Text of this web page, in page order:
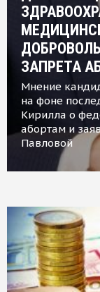
ЗАПРЕТА
Мнение
на фоне
Кирилла о
абортам и
Павловой